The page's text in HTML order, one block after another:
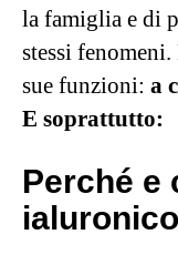
la famiglia e di
stessi
sue funzioni: a
E soprattutto:
Perché e